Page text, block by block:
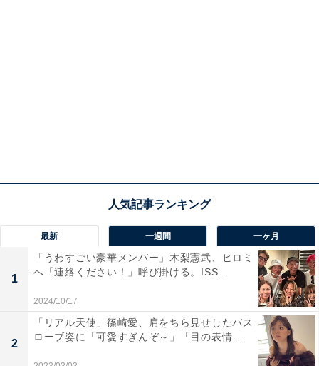
最新 一週間 一ヶ月
1
「うわすごい豪華メンバー」木梨憲武、ヒロミ
へ「連絡ください！」呼び掛ける。ISS...
2024/10/17
2
「リアル天使」篠崎愛、肩をちら見せしたバス
ローブ姿に「可愛すぎんぞ～」「目の表情...